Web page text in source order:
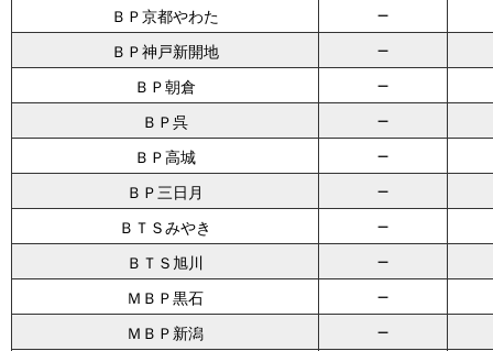
ＢＰ京都やわた －
ＢＰ神戸新開地 －
ＢＰ朝倉 －
ＢＰ呉 －
ＢＰ高城 －
ＢＰ三日月 －
ＢＴＳみやき －
ＢＴＳ旭川 －
ＭＢＰ黒石 －
ＭＢＰ新潟 －